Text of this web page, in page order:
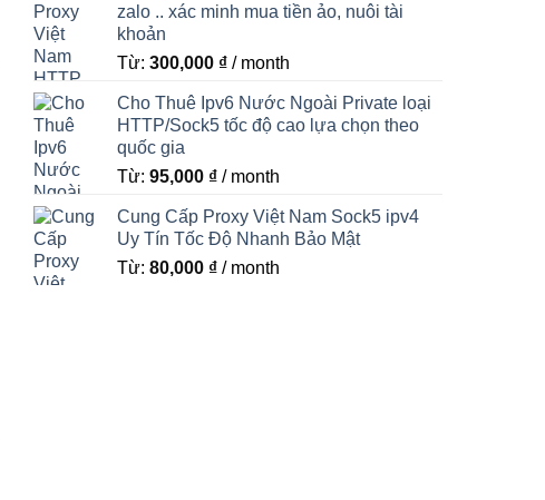
zalo .. xác minh mua tiền ảo, nuôi tài
khoản
Từ:300,000 ₫ / month
Cho Thuê Ipv6 Nước Ngoài Private loại
HTTP/Sock5 tốc độ cao lựa chọn theo
quốc gia
Từ:95,000 ₫ / month
Cung Cấp Proxy Việt Nam Sock5 ipv4
Uy Tín Tốc Độ Nhanh Bảo Mật
Từ:80,000 ₫ / month